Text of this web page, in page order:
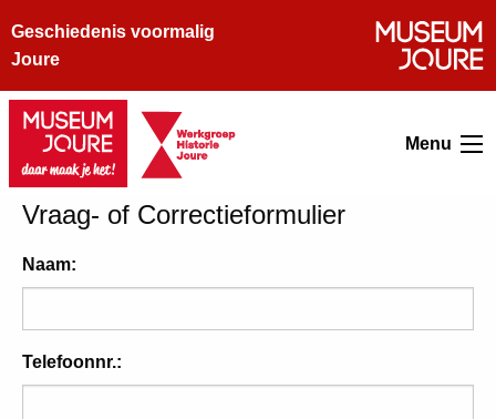
Geschiedenis voormalig
Joure
Menu
Vraag- of Correctieformulier
Naam:
Telefoonnr.: